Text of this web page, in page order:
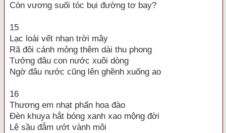
Còn vương suối tóc bụi đường tơ bay?
15
Lạc loài vết nhạn trời mây
Rã đôi cánh mỏng thêm dài thu phong
Tưởng đâu con nước xuôi dòng
Ngờ đâu nước cũng lên ghềnh xuống ao
16
Thương em nhạt phấn hoa đào
Đèn khuya hắt bóng xanh xao mộng đời
Lệ sầu đẫm ướt vành môi